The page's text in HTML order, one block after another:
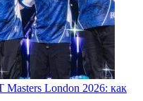
London 2026: как